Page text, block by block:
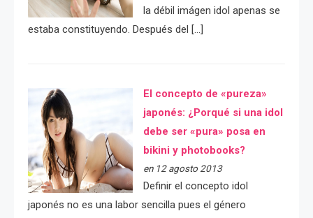
la débil imágen idol apenas se
estaba constituyendo. Después del […]
El concepto de «pureza»
japonés: ¿Porqué si una idol
debe ser «pura» posa en
bikini y photobooks?
en 12 agosto 2013
Definir el concepto idol
japonés no es una labor sencilla pues el género